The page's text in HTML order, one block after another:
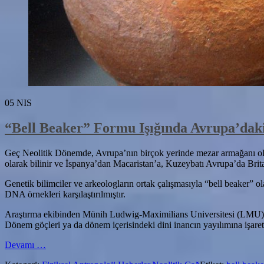
05 NIS
“Bell Beaker” Formu Işığında
Geç Neolitik Dönemde, Avrupa’nın birçok yerinde mezar
olarak bilinir ve İspanya’dan Macaristan’a, Kuzeybatı Avrupa’da
Genetik bilimciler ve arkeologların ortak çalışmasıyla “bell beaker”
DNA örnekleri karşılaştırılmıştır.
Araştırma ekibinden Münih Ludwig-Maximilians Universitesi
Dönem göçleri ya da dönem içerisindeki dini inancın yayılımına
Devamı …